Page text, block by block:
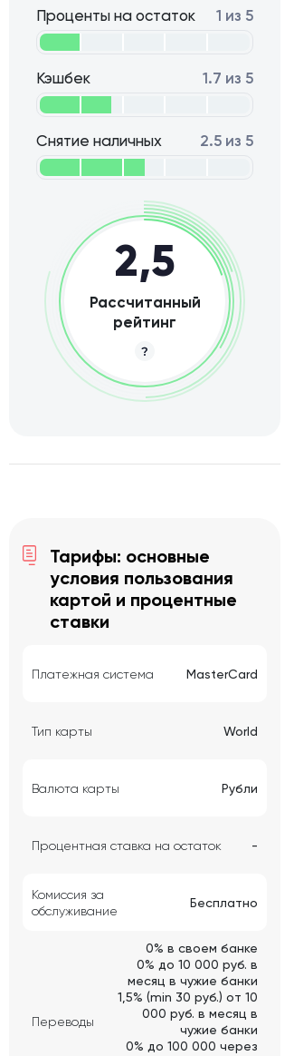
Проценты на остаток 1 из 5
Кэшбек 1.7 из 5
Снятие наличных 2.5 из 5
2,5
Рассчитанный
рейтинг
Тарифы: основные
условия пользования
картой и процентные
ставки
Платежная система MasterCard
Тип карты World
Валюта карты Рубли
Процентная ставка на остаток -
Комиссия за
обслуживание
Бесплатно
Переводы
0% в своем банке
0% до 10 000 руб. в
месяц в чужие банки
1,5% (min 30 руб.) от 10
000 руб. в месяц в
чужие банки
0% до 100 000 через